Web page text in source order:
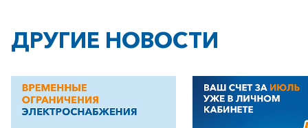
ДРУГИЕ НОВОСТИ